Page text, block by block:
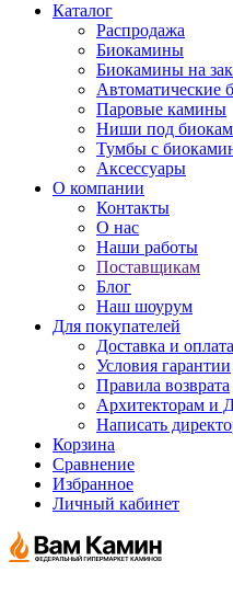
Каталог
Распродажа
Биокамины
Биокамины на
Автоматические
Паровые камины
Ниши под
Тумбы с
Аксессуары
О компании
Контакты
О нас
Наши работы
Поставщикам
Блог
Наш шоурум
Для покупателей
Доставка и оплата
Условия гарантии
Правила возврата
Архитекторам и
Написать
Корзина
Сравнение
Избранное
Личный кабинет